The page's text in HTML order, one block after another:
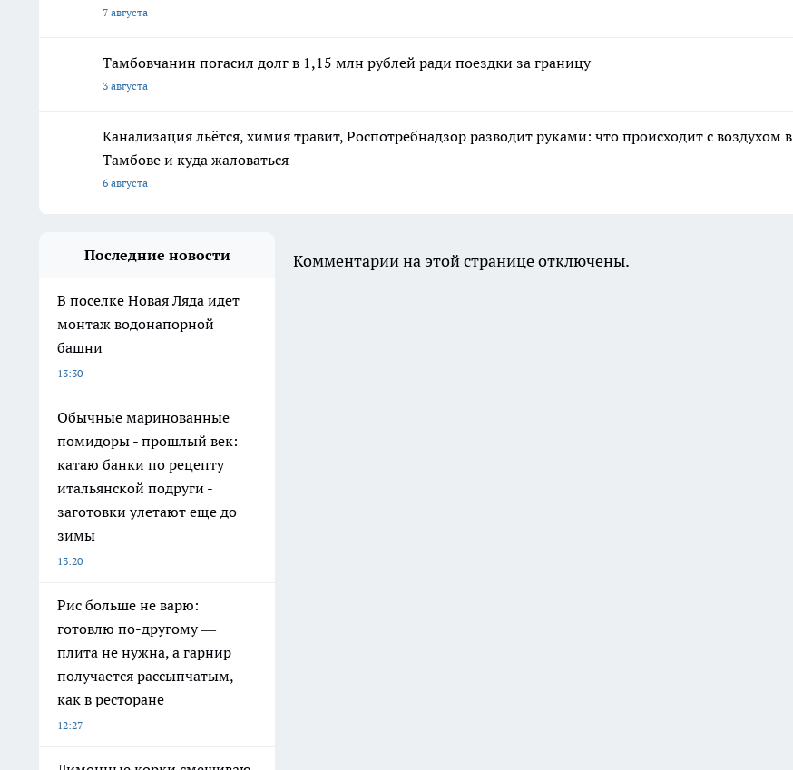
7 августа
Тамбовчанин погасил долг в 1,15 млн рублей ради поездки за границу
3 августа
Канализация льётся, химия травит, Роспотребнадзор разводит руками: что происходит с воздухом в
Тамбове и куда жаловаться
6 августа
Последние новости
В поселке Новая Ляда идет
монтаж водонапорной
башни
13:30
Обычные маринованные
помидоры - прошлый век:
катаю банки по рецепту
итальянской подруги -
заготовки улетают еще до
зимы
13:20
Рис больше не варю:
готовлю по-другому —
плита не нужна, а гарнир
получается рассыпчатым,
как в ресторане
12:27
Комментарии на этой странице отключены.